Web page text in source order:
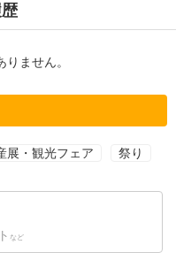
ません。
展・観光フェア 祭り
など